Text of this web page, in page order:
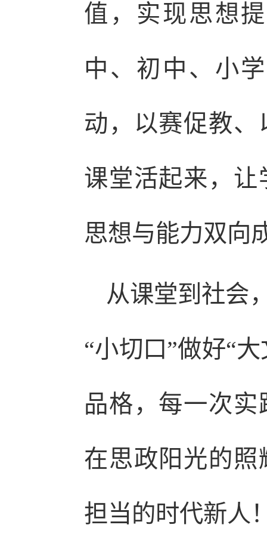
值，实现思想
中、初中、小
动，以赛促教
课堂活起来，
思想与能力双向
从课堂到社会
“小切口”做好“
品格，每一次
在思政阳光的
担当的时代新人